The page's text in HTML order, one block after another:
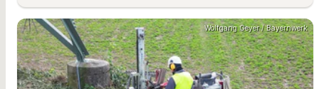
Wolfgang Geyer / Bayernwerk